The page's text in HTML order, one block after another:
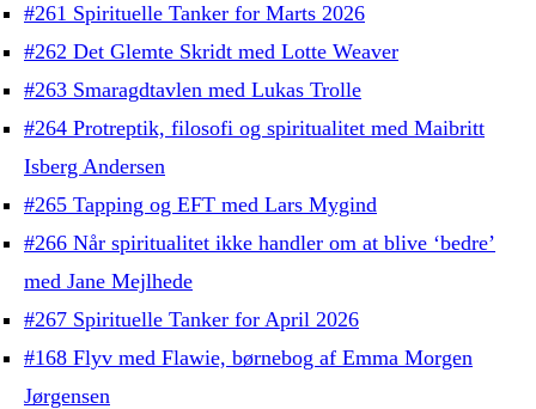
#261 Spirituelle Tanker for Marts 2026
#262 Det Glemte Skridt med Lotte Weaver
#263 Smaragdtavlen med Lukas Trolle
#264 Protreptik, filosofi og spiritualitet med Maibritt
Isberg Andersen
#265 Tapping og EFT med Lars Mygind
#266 Når spiritualitet ikke handler om at blive ‘bedre’
med Jane Mejlhede
#267 Spirituelle Tanker for April 2026
#168 Flyv med Flawie, børnebog af Emma Morgen
Jørgensen